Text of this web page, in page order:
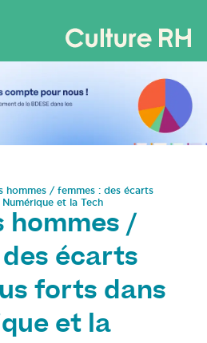
hommes / femmes : des écarts
et la Tech
hommes /
écarts
forts dans
et la